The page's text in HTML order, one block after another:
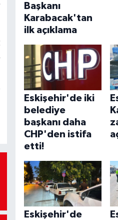
Başkanı
Karabacak'tan
ilk açıklama
Eskişehir'de iki
belediye
başkanı daha
CHP'den istifa
etti!
Eskişehir'de